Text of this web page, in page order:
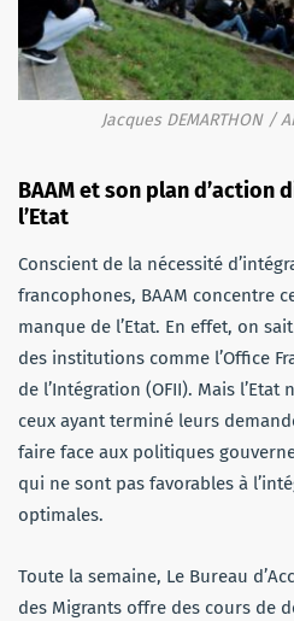
Jacques DEMARTHON /
BAAM et son plan d’action
l’Etat
Conscient de la nécessité
francophones, BAAM concentre
manque de l’Etat. En effet, on
des institutions comme l’Office
de l’Intégration (OFII). Mais l’Etat
ceux ayant terminé leurs
faire face aux politiques
qui ne sont pas favorables à
optimales.
Toute la semaine, Le Bureau
des Migrants offre des cours de